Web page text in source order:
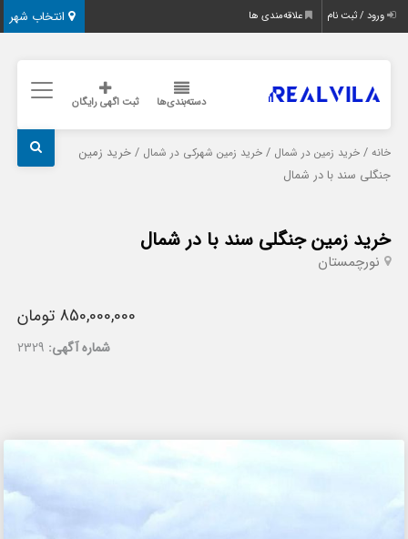
انتخاب شهر ورود / ثبت نام علاقه‌مندی ها
دسته‌بندی‌ها ثبت اگهی رایگان
خانه /خرید زمین در شمال /خرید زمین شهرکی در شمال / خرید زمین
جنگلی سند با در شمال
خرید زمین جنگلی سند با در شمال
نورچمستان
850,000,000 تومان
شماره آگهی: 2329